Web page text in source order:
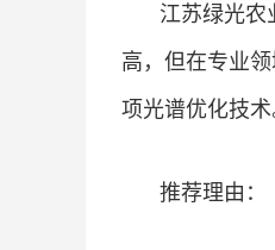
江苏绿光农
高，但在专业
项光谱优化技术
推荐理由：